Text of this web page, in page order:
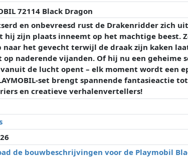
72114 Black Dragon
en onbevreesd rust de Drakenridder zich
hij zijn plaats inneemt op het machtige beest.
naar het gevecht terwijl de draak zijn kaken
op naderende vijanden. Of hij nu een geheime
de lucht opent – elk moment wordt een
set brengt spannende fantasieactie
en creatieve verhalenvertellers!
de bouwbeschrijvingen voor de Playmobil